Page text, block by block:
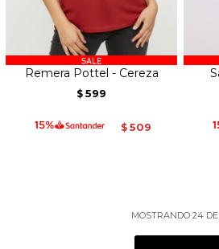
Remera Pottel - Cereza
$ 599
$ 509
MOSTRANDO 24DE